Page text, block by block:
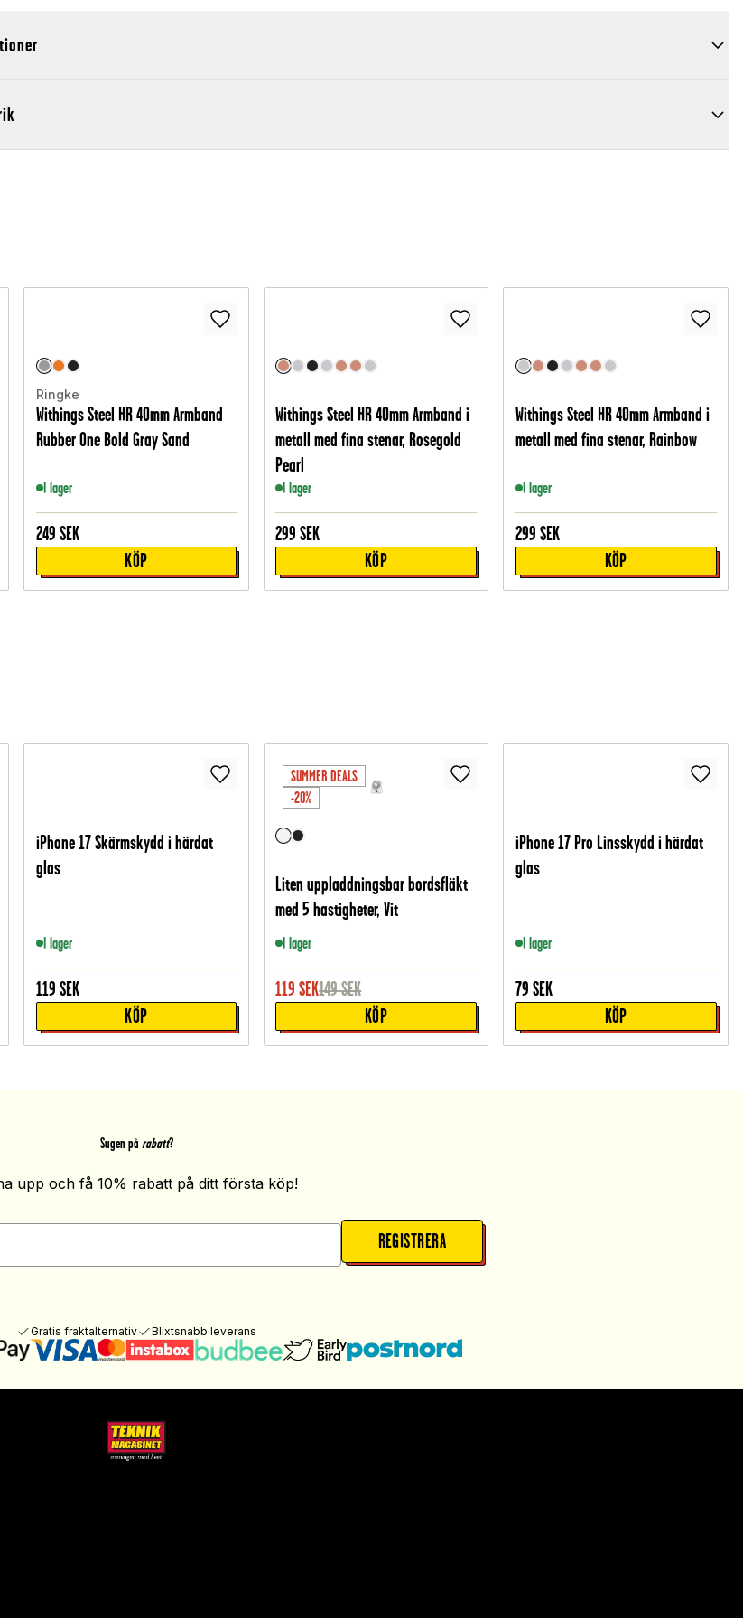
Ringke
Withings Steel HR 40mm Armband
Rubber One Bold Gray Sand
I lager
249 SEK
KÖP
Withings Steel HR 40mm Armband i
metall med fina stenar, Rosegold
Pearl
I lager
299 SEK
KÖP
Withings Steel HR 40mm Armband i
metall med fina stenar, Rainbow
I lager
299 SEK
KÖP
iPhone 17 Skärmskydd i härdat
glas
I lager
119 SEK
KÖP
SUMMER DEALS
-20%
Liten uppladdningsbar bordsfläkt
med 5 hastigheter, Vit
I lager
119 SEK149SEK
KÖP
iPhone 17 Pro Linsskydd i härdat
glas
I lager
79 SEK
KÖP
Sugen på rabatt?
upp och få 10% rabatt på ditt första köp!
REGISTRERA
Gratis fraktalternativ Blixtsnabb leverans